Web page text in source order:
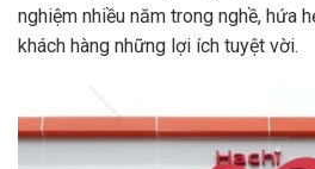
nghiệm nhiều năm trong nghề, hứa
khách hàng những lợi ích tuyệt vời.